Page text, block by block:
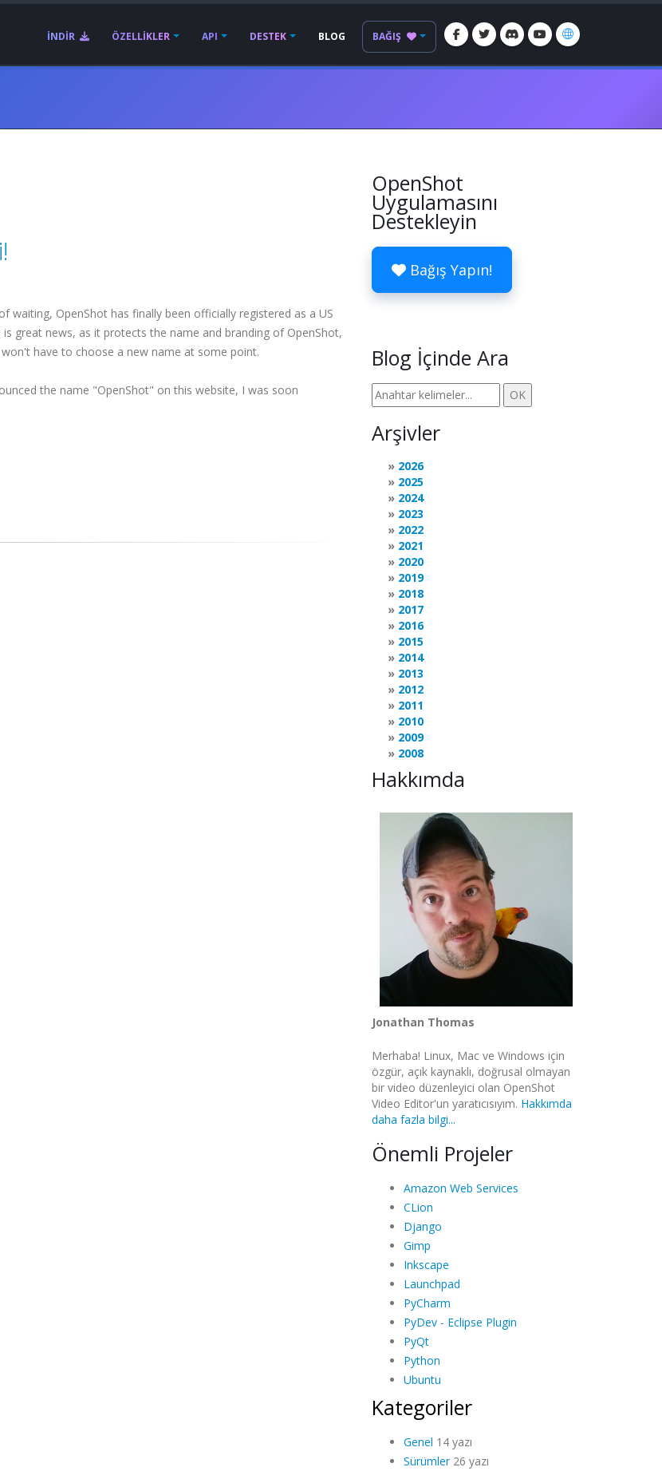
İNDIR ÖZELLIKLER API DESTEK BLOG BAĞIŞ
waiting, OpenShot has finally been officially registered as a US
is great news, as it protects the name and branding of OpenShot,
have to choose a new name at some point.
the name "OpenShot" on this website, I was soon
OpenShot
Uygulamasını
Destekleyin
Bağış Yapın!
Blog İçinde Ara
Arşivler
2026
2025
2024
2023
2022
2021
2020
2019
2018
2017
2016
2015
2014
2013
2012
2011
2010
2009
2008
Hakkımda
Jonathan Thomas
Merhaba! Linux, Mac ve Windows için
özgür, açık kaynaklı, doğrusal olmayan
bir video düzenleyici olan OpenShot
Video Editor'un yaratıcısıyım. Hakkımda
daha fazla bilgi...
Önemli Projeler
Amazon Web Services
CLion
Django
Gimp
Inkscape
Launchpad
PyCharm
PyDev - Eclipse Plugin
PyQt
Python
Ubuntu
Kategoriler
Genel 14 yazı
Sürümler26 yazı